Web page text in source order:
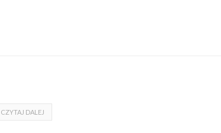
CZYTAJ DALEJ